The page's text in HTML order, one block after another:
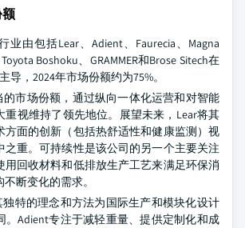
业由包括Lear、Adient、Faurecia、Magna
Boshoku、GRAMMER和Brose Sitech在
导，2024年市场份额约为75%。
的市场份额，通过纵向一体化运营和对智能
重视维持了领先地位。展望未来，Lear将其
方面的创新（包括热舒适性和健康监测）视
之重。可持续性是该公司的另一个主要关注
用回收材料和低排放生产工艺来满足环保消
断变化的需求。
独特的理念和方法为国际生产和模块化设计
。Adient专注于减轻重量、提供定制化和成